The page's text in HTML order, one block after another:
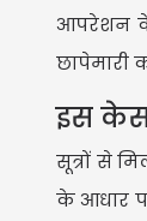
आपरेशन के
छापेमारी
इस
सूत्रों से
के आधार